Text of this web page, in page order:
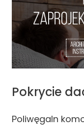
Pokrycie
Poliwęgaln